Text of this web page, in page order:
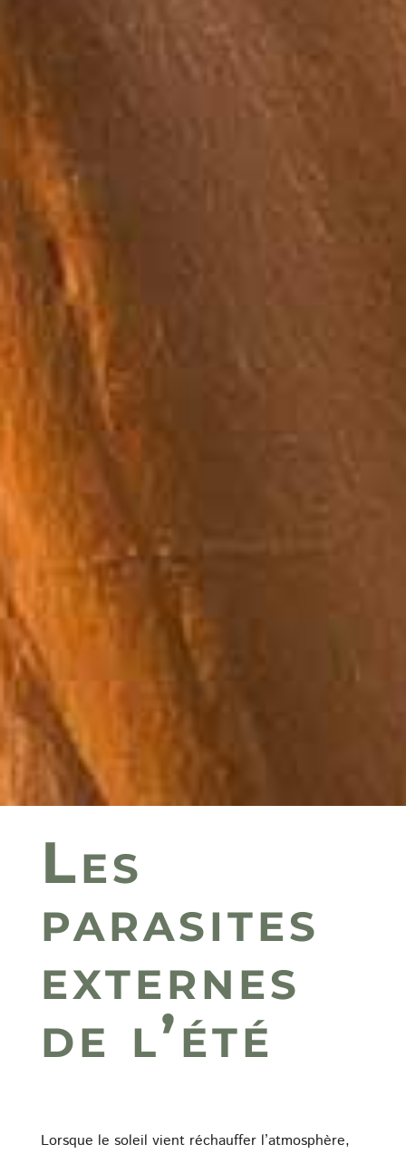
Les
parasites
externes
de l’été
Lorsque le soleil vient réchauffer l’atmosphère,